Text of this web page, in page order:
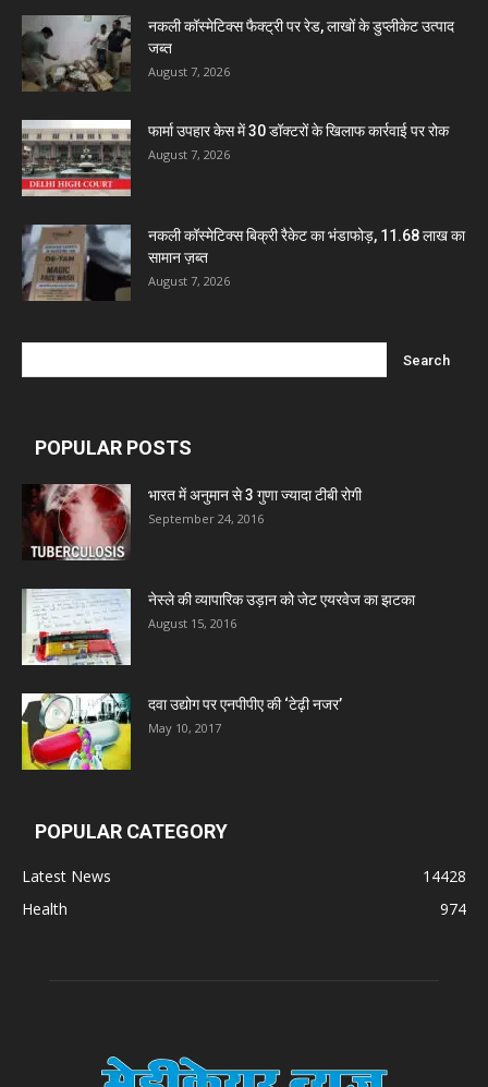
नकली कॉस्मेटिक्स फैक्ट्री पर रेड, लाखों के डुप्लीकेट उत्पाद
जब्त
August 7, 2026
फार्मा उपहार केस में 30 डॉक्टरों के खिलाफ कार्रवाई पर रोक
August 7, 2026
नकली कॉस्मेटिक्स बिक्री रैकेट का भंडाफोड़, 11.68 लाख का
सामान ज़ब्त
August 7, 2026
POPULAR POSTS
भारत में अनुमान से 3 गुणा ज्यादा टीबी रोगी
September 24, 2016
नेस्ले की व्यापारिक उड़ान को जेट एयरवेज का झटका
August 15, 2016
दवा उद्योग पर एनपीपीए की ‘टेढ़ी नजर’
May 10, 2017
POPULAR CATEGORY
Latest News
14428
Health
974